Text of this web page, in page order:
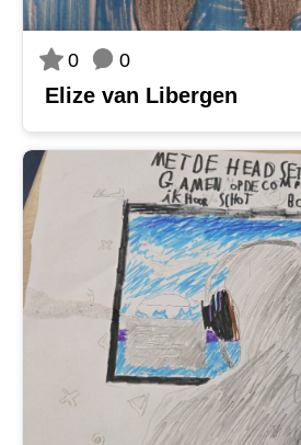
0 0
Elize van Libergen